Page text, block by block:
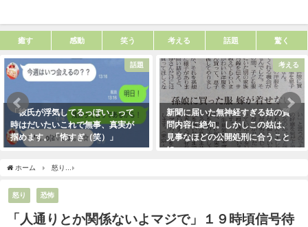
癒す 感動 笑う 考える 話題 驚く
話題
「彼氏が浮気してるっぽい」って
時はだいたいこれで無事、真実が
掴めます。「怖すぎ（笑）」
考える
新聞に届いた無神経すぎる姑の質
問内容に絶句。しかしこの姑は、
見事なほどの公開処刑に合うこと
に・・・
ホーム 怒り
怒り 恐怖
「人通りとか関係ないよマジで」１９時頃信号待